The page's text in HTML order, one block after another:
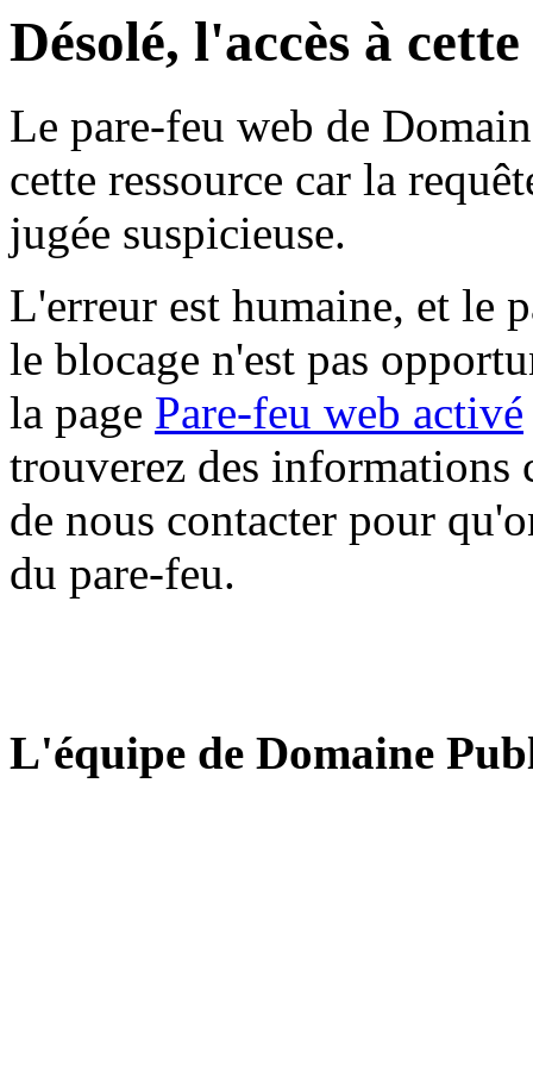
Désolé, l'accès à
Le pare-feu web de
cette ressource car la
jugée suspicieuse.
L'erreur est humaine, et le
le blocage n'est pas
la page Pare-feu web activé
trouverez des informations
de nous contacter pour
du pare-feu.
L'équipe de Domaine